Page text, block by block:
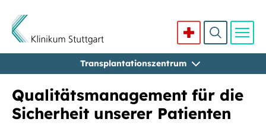
Transplantationszentrum
Qualitätsmanagement für die
Sicherheit unserer Patienten